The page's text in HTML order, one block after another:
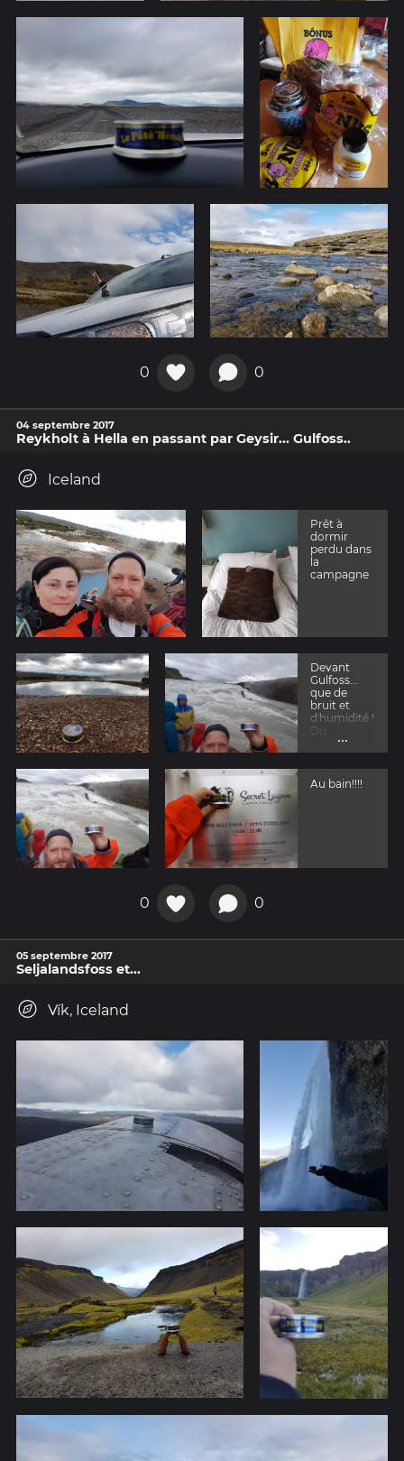
0 0
04 septembre 2017
Reykholt à Hella en passant par Geysir... Gulfoss..
Iceland
Prêt à
dormir
perdu dans
la
campagne
Devant
Gulfoss...
que de
bruit et
d'humidité !
Du
concentré
de
Bretagne!
...
Au bain!!!!
0 0
05 septembre 2017
Seljalandsfoss et...
Vík, Iceland